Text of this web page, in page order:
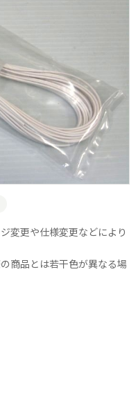
変更や仕様変更などにより
商品とは若干色が異なる場